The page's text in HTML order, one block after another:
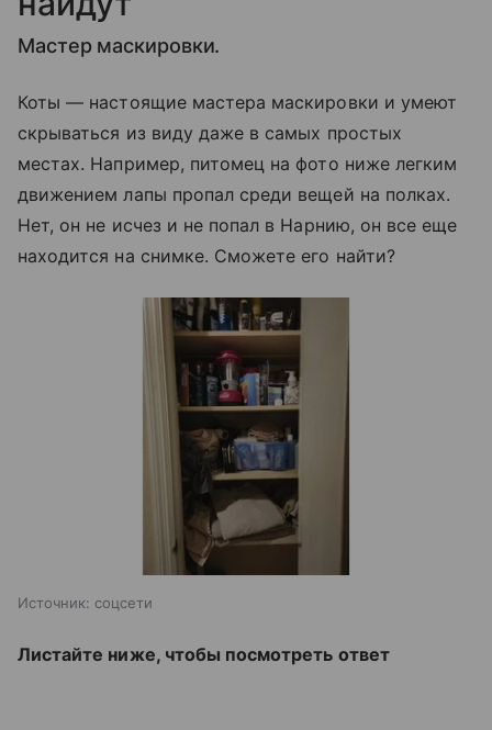
Мастер маскировки.
Коты — настоящие мастера маскировки и умеют
скрываться из виду даже в самых простых
местах. Например, питомец на фото ниже легким
движением лапы пропал среди вещей на полках.
Нет, он не исчез и не попал в Нарнию, он все еще
находится на снимке. Сможете его найти?
Источник: соцсети
Листайте ниже, чтобы посмотреть ответ